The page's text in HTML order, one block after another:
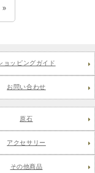
»
ョッピングガイド
お問い合わせ
原石
アクセサリー
その他商品